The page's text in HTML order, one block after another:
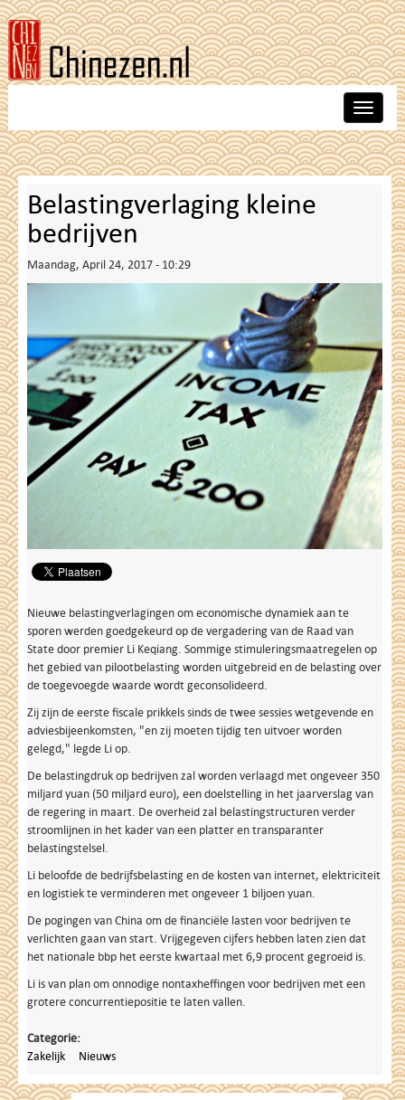
Skip
to
main
content
Toggle
Belastingverlaging kleine
bedrijven
Maandag, April 24, 2017 - 10:29
Nieuwe belastingverlagingen om economische dynamiek aan te
sporen werden goedgekeurd op de vergadering van de Raad van
State door premier Li Keqiang. Sommige stimuleringsmaatregelen op
het gebied van pilootbelasting worden uitgebreid en de belasting over
de toegevoegde waarde wordt geconsolideerd.
Zij zijn de eerste fiscale prikkels sinds de twee sessies wetgevende en
adviesbijeenkomsten, "en zij moeten tijdig ten uitvoer worden
gelegd," legde Li op.
De belastingdruk op bedrijven zal worden verlaagd met ongeveer 350
miljard yuan (50 miljard euro), een doelstelling in het jaarverslag van
de regering in maart. De overheid zal belastingstructuren verder
stroomlijnen in het kader van een platter en transparanter
belastingstelsel.
Li beloofde de bedrijfsbelasting en de kosten van internet, elektriciteit
en logistiek te verminderen met ongeveer 1 biljoen yuan.
De pogingen van China om de financiële lasten voor bedrijven te
verlichten gaan van start. Vrijgegeven cijfers hebben laten zien dat
het nationale bbp het eerste kwartaal met 6,9 procent gegroeid is.
Li is van plan om onnodige nontaxheffingen voor bedrijven met een
grotere concurrentiepositie te laten vallen.
Categorie:
Zakelijk
Nieuws